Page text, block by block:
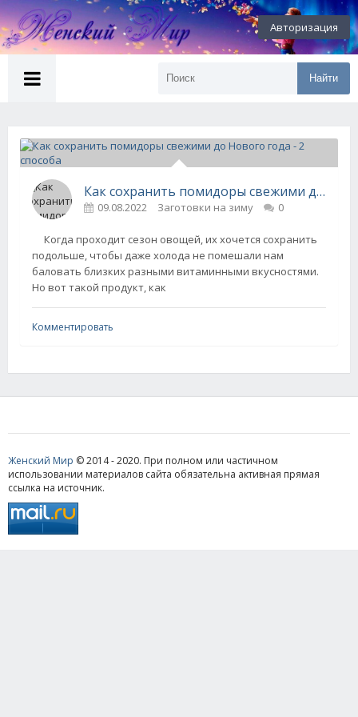
Авторизация
Найти
Как сохранить помидоры свежими до Нового года - 2 способа
09.08.2022 Заготовки на зиму 0
Когда проходит сезон овощей, их хочется сохранить
подольше, чтобы даже холода не помешали нам
баловать близких разными витаминными вкусностями.
Но вот такой продукт, как
Комментировать
Женский Мир © 2014 - 2020. При полном или частичном
использовании материалов сайта обязательна активная прямая
ссылка на источник.